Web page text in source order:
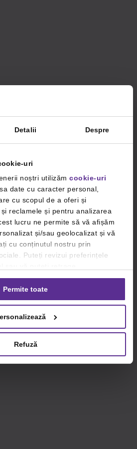
Detalii Despre
uri
noștri utilizăm cookie-uri
date cu caracter personal,
cu scopul de a oferi și
reclamele și pentru analizarea
lucru ne permite să vă afișăm
și/sau geolocalizat și vă
cu conținutul nostru prin
Puteți revizui preferințele
făcând click pe linkul către
uri.
cookie.Detalii
Permite toate
Refuză